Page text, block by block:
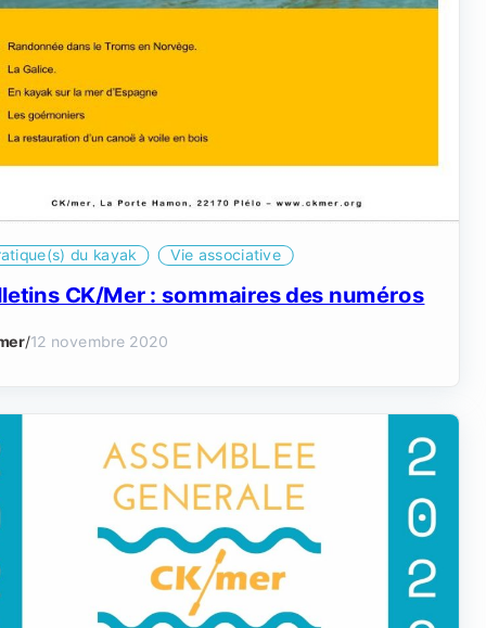
du kayak Vie associative
CK/Mer : sommaires des numéros
/12 novembre 2020